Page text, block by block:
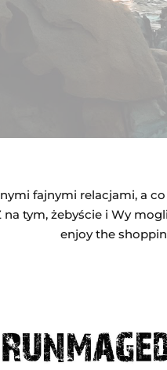
fajnymi relacjami, a
tym, żebyście i Wy
enjoy the
Zniżka 10% w
KOD:GLADCY10